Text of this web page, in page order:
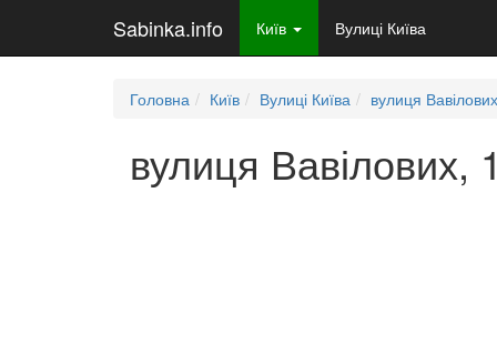
Sabinka.info Київ Вулиці Київа
Головна Київ Вулиці Київа вулиця Вавілових
вулиця Вавілових,